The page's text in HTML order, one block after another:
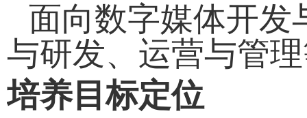
面向数字媒体开发
与研发、运营与管
培养目标定位